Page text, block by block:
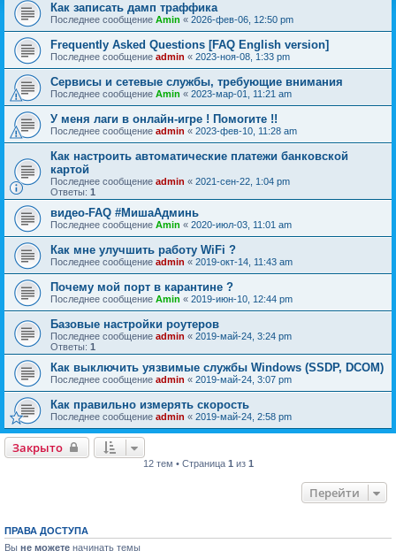
Как записать дамп траффика
Последнее сообщение Amin « 2026-фев-06, 12:50 pm
Frequently Asked Questions [FAQ English version]
Последнее сообщение admin « 2023-ноя-08, 1:33 pm
Сервисы и сетевые службы, требующие внимания
Последнее сообщение Amin « 2023-мар-01, 11:21 am
У меня лаги в онлайн-игре ! Помогите !!
Последнее сообщение admin « 2023-фев-10, 11:28 am
Как настроить автоматические платежи банковской
картой
Последнее сообщение admin « 2021-сен-22, 1:04 pm
Ответы: 1
видео-FAQ #МишаАдминь
Последнее сообщение Amin « 2020-июл-03, 11:01 am
Как мне улучшить работу WiFi ?
Последнее сообщение admin « 2019-окт-14, 11:43 am
Почему мой порт в карантине ?
Последнее сообщение Amin « 2019-июн-10, 12:44 pm
Базовые настройки роутеров
Последнее сообщение admin « 2019-май-24, 3:24 pm
Ответы: 1
Как выключить уязвимые службы Windows (SSDP, DCOM)
Последнее сообщение admin « 2019-май-24, 3:07 pm
Как правильно измерять скорость
Последнее сообщение admin « 2019-май-24, 2:58 pm
Закрыто
12 тем • Страница 1 из 1
Перейти
ПРАВА ДОСТУПА
Вы не можете начинать темы